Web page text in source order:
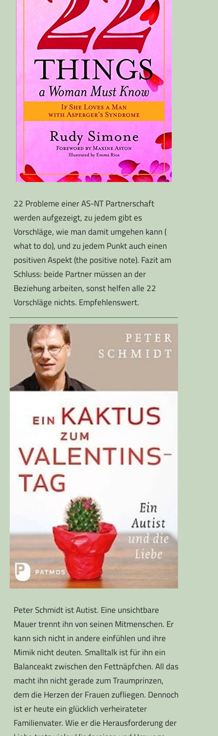
22 Probleme einer AS-NT Partnerschaft
werden aufgezeigt, zu jedem gibt es
Vorschläge, wie man damit umgehen kann (
what to do), und zu jedem Punkt auch einen
positiven Aspekt (the positive note). Fazit am
Schluss: beide Partner müssen an der
Beziehung arbeiten, sonst helfen alle 22
Vorschläge nichts. Empfehlenswert.
Peter Schmidt ist Autist. Eine unsichtbare
Mauer trennt ihn von seinen Mitmenschen. Er
kann sich nicht in andere einfühlen und ihre
Mimik nicht deuten. Smalltalk ist für ihn ein
Balanceakt zwischen den Fettnäpfchen. All das
macht ihn nicht gerade zum Traumprinzen,
dem die Herzen der Frauen zufliegen. Dennoch
ist er heute ein glücklich verheirateter
Familienvater. Wie er die Herausforderung der